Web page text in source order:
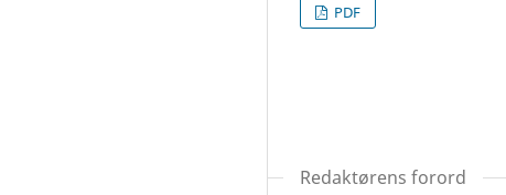
PDF
Redaktørens forord